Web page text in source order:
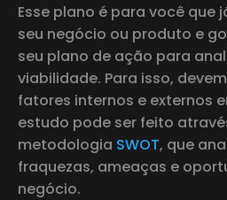
Esse plano é para você que
seu negócio ou produto e
seu plano de ação para
viabilidade. Para isso,
fatores internos e externos
estudo pode ser feito
metodologia SWOT, que
fraquezas, ameaças e
negócio.